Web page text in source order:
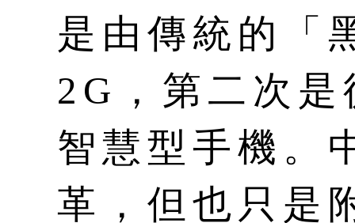
是由傳統的「
2G，第二次
智慧型手機。
革，但也只是